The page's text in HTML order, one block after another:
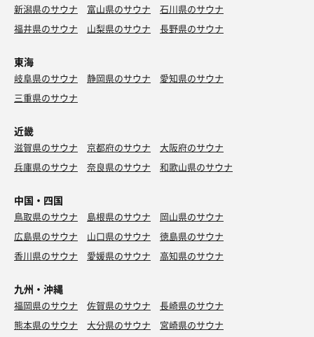
新潟県のサウナ 富山県のサウナ
石川県のサウナ
福井県のサウナ
山梨県のサウナ 長野県のサウナ
東海
岐阜県のサウナ 静岡県のサウナ
愛知県のサウナ
三重県のサウナ
近畿
滋賀県のサウナ 京都府のサウナ
大阪府のサウナ
兵庫県のサウナ
奈良県のサウナ 和歌山県のサウナ
中国・四国
鳥取県のサウナ 島根県のサウナ
岡山県のサウナ
広島県のサウナ
山口県のサウナ
徳島県のサウナ
香川県のサウナ
愛媛県のサウナ 高知県のサウナ
九州・沖縄
福岡県のサウナ 佐賀県のサウナ
長崎県のサウナ
熊本県のサウナ
大分県のサウナ
宮崎県のサウナ